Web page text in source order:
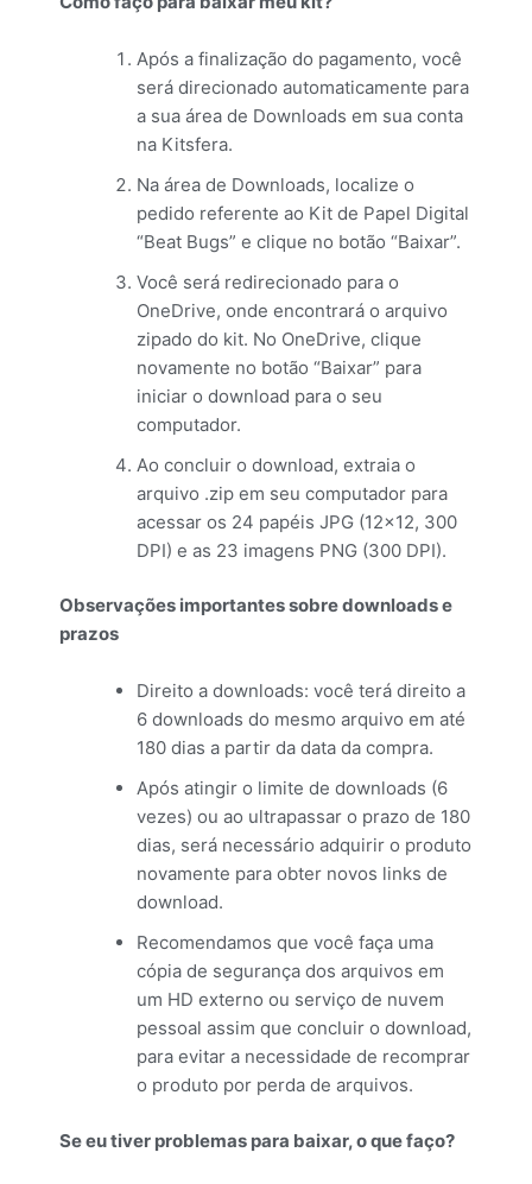
Após a finalização do pagamento, você
será direcionado automaticamente para
a sua área de Downloads em sua conta
na Kitsfera.
Na área de Downloads, localize o
pedido referente ao Kit de Papel Digital
“Beat Bugs” e clique no botão “Baixar”.
Você será redirecionado para o
OneDrive, onde encontrará o arquivo
zipado do kit. No OneDrive, clique
novamente no botão “Baixar” para
iniciar o download para o seu
computador.
Ao concluir o download, extraia o
arquivo .zip em seu computador para
acessar os 24 papéis JPG (12×12, 300
DPI) e as 23 imagens PNG (300 DPI).
Observações importantes sobre downloads e
prazos
Direito a downloads: você terá direito a
6 downloads do mesmo arquivo em até
180 dias a partir da data da compra.
Após atingir o limite de downloads (6
vezes) ou ao ultrapassar o prazo de 180
dias, será necessário adquirir o produto
novamente para obter novos links de
download.
Recomendamos que você faça uma
cópia de segurança dos arquivos em
um HD externo ou serviço de nuvem
pessoal assim que concluir o download,
para evitar a necessidade de recomprar
o produto por perda de arquivos.
Se eu tiver problemas para baixar, o que faço?